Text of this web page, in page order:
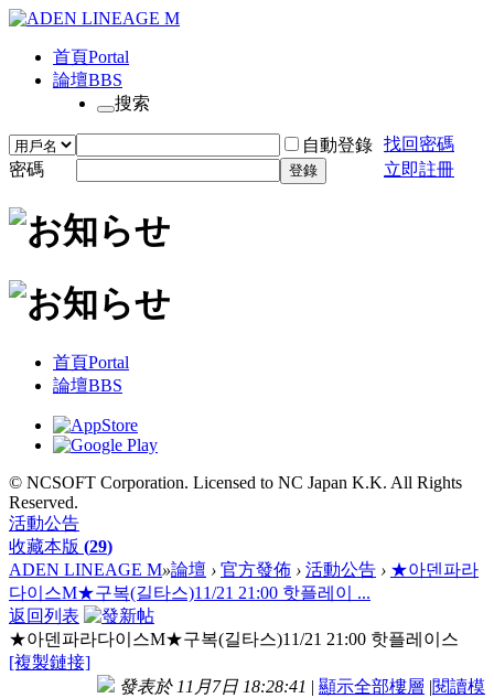
首頁Portal
論壇BBS
搜索
自動登錄 找回密碼
密碼
登錄 立即註冊
首頁Portal
論壇BBS
© NCSOFT Corporation. Licensed to NC Japan K.K. All Rights
Reserved.
活動公告
收藏本版 (29)
ADEN LINEAGE M»論壇 › 官方發佈 › 活動公告 › ★아덴파라
다이스M★구복(길타스)11/21 21:00 핫플레이 ...
返回列表
★아덴파라다이스M★구복(길타스)11/21 21:00 핫플레이스
[複製鏈接]
發表於 11月7日 18:28:41 | 顯示全部樓層 |閱讀模